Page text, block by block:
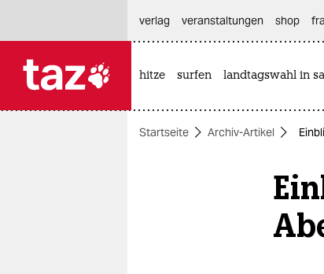
themen
verlag
veranstaltungen shop
hitze surfen landtagswahl in
Startseite Archiv-Artikel